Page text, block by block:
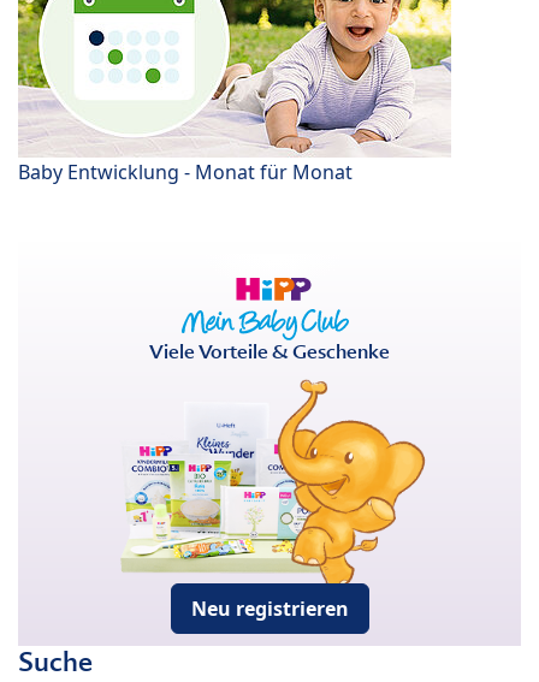
Baby Entwicklung - Monat für Monat
Viele Vorteile & Geschenke
Neu registrieren
Suche